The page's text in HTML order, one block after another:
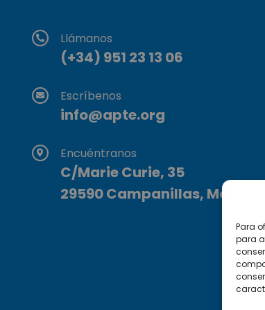
Para
para
Llámanos
(+34) 951 23 13 06
Escríbenos
info@apte.org
Encuéntranos
C/Marie Curie, 35
29590 Campanillas, Málaga